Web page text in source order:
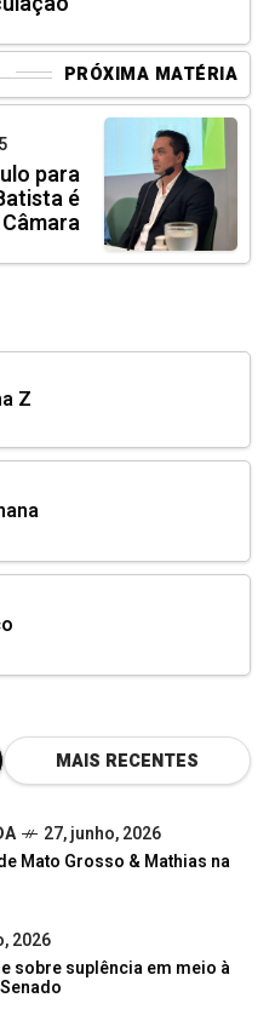
PRÓXIMA MATÉRIA
para
é
Z
MAIS RECENTES
27, junho, 2026
Mato Grosso & Mathias na
2026
sobre suplência em meio à